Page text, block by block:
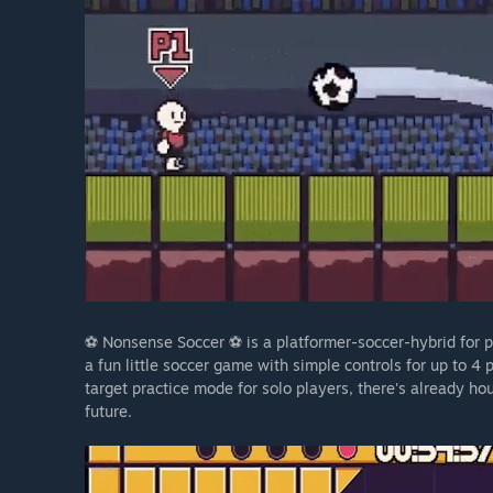
⚽ Nonsense Soccer ⚽ is a platformer-soccer-hybrid
a fun little soccer game with simple controls for up to 4
target practice mode for solo players, there's already
future.